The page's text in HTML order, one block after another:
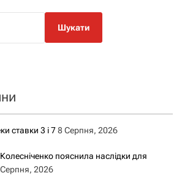
ставки 3 і 78 Серпня, 2026
пояснила наслідки для
2026